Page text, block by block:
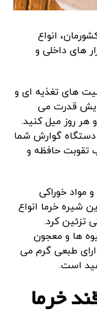
انواع
های داخلی و
های تغذیه ای و
قدرت می
هر روز میل کنید.
دستگاه گوارش شما
تقوبت حافظه و
مواد خوراکی
شیره خرما انواع
تزئین کرد.
ها و معجون
طبعی گرم می
است.
خرما